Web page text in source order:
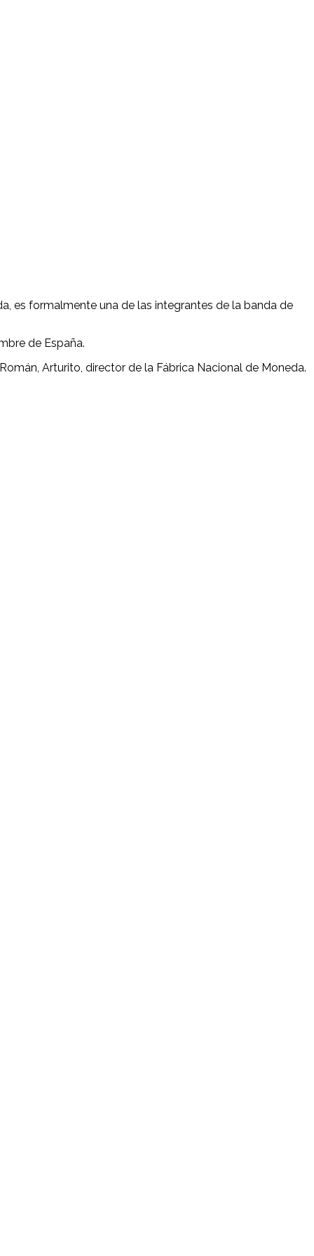
es formalmente una de las integrantes de la banda de
de España.
Arturito, director de la Fábrica Nacional de Moneda.